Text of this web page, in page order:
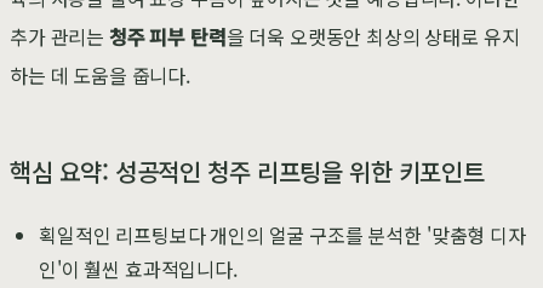
추가 관리는 청주 피부 탄력을 더욱 오랫동안 최상의 상태로 유지
하는 데 도움을 줍니다.
핵심 요약: 성공적인 청주 리프팅을 위한 키포인트
획일적인 리프팅보다 개인의 얼굴 구조를 분석한 '맞춤형 디자
인'이 훨씬 효과적입니다.